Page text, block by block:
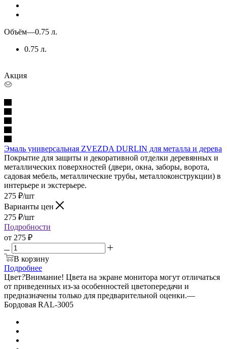
Объём—0.75 л.
0.75 л.
Акция
Эмаль универсальная ZVEZDA DURLIN для металла и дерева
Покрытие для защиты и декоративной отделки деревянных и
металлических поверхностей (двери, окна, заборы, ворота,
садовая мебель, металлические трубы, металлоконструкции) в
интерьере и экстерьере.
275 ₽/шт
Варианты цен
275 ₽/шт
Подробности
от 275 ₽
В корзину
Подробнее
Цвет?Внимание! Цвета на экране монитора могут отличаться
от приведенных из-за особенностей цветопередачи и
предназначены только для предварительной оценки.—
Бордовая RAL-3005